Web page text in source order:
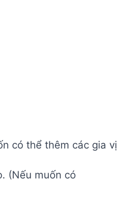
có thể thêm các gia vị